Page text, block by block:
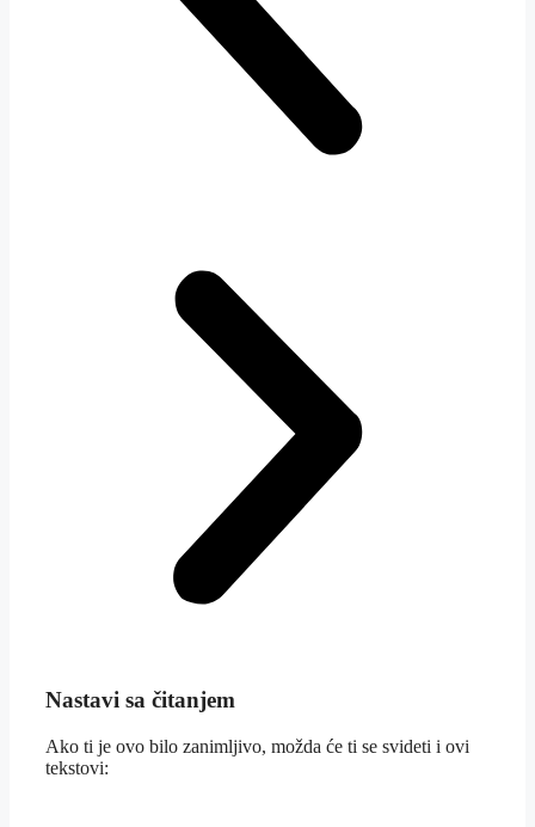
Nastavi sa čitanjem
Ako ti je ovo bilo zanimljivo, možda će ti se svideti i ovi
tekstovi: